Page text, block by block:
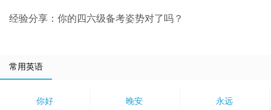
经验分享：你的四六级备考姿势对了吗？
常用英语
你好 晚安 永远